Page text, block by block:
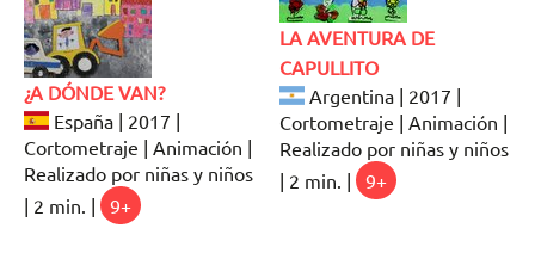
¿A DÓNDE VAN?
España | 2017 |
Cortometraje | Animación |
Realizado por niñas y niños
| 2 min. |
9+
LA AVENTURA DE
CAPULLITO
Argentina | 2017 |
Cortometraje | Animación |
Realizado por niñas y niños
| 2 min. |
9+